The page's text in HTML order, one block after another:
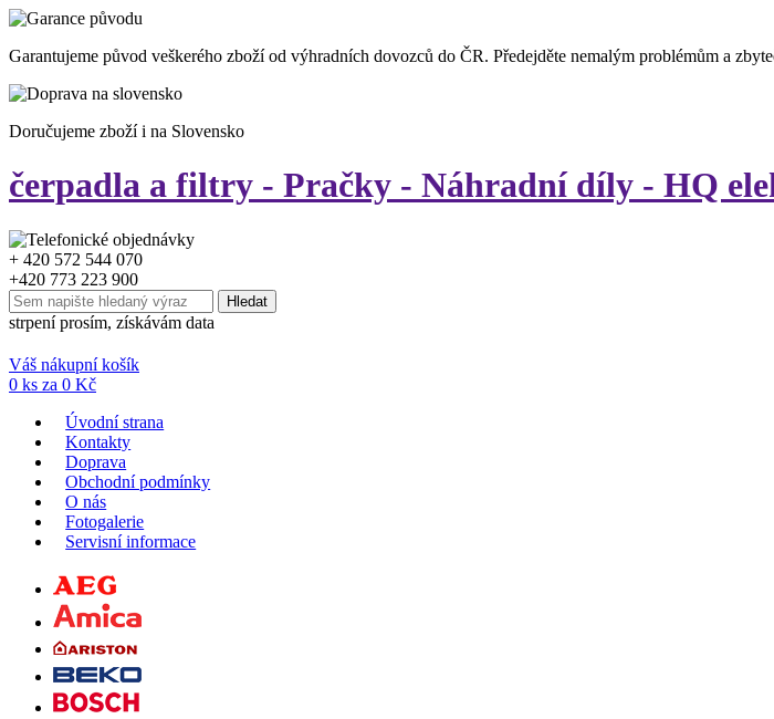
Garantujeme původ veškerého zboží od výhradních dovozců do ČR. Předejděte nemalým problémům a
Doručujeme zboží i na Slovensko
čerpadla a filtry - Pračky - Náhradní díly - HQ
+ 420 572 544 070
+420 773 223 900
strpení prosím, získávám data
Váš nákupní košík
0 ks za 0 Kč
Úvodní strana
Kontakty
Doprava
Obchodní podmínky
O nás
Fotogalerie
Servisní informace